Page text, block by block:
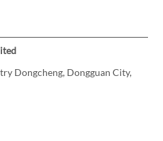
Dongcheng, Dongguan City,